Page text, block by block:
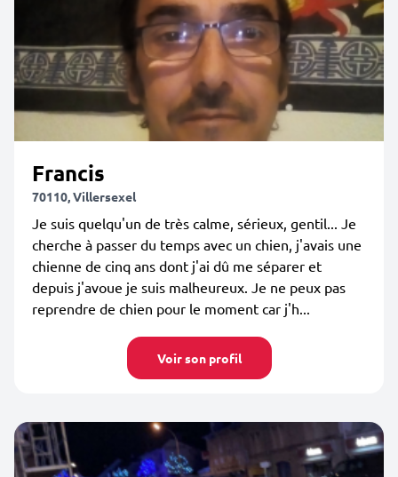
Francis
70110, Villersexel
Je suis quelqu'un de très calme, sérieux, gentil... Je
cherche à passer du temps avec un chien, j'avais une
chienne de cinq ans dont j'ai dû me séparer et
depuis j'avoue je suis malheureux. Je ne peux pas
reprendre de chien pour le moment car j'h...
Voir son profil